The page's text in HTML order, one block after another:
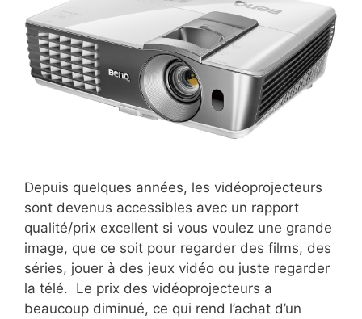
Depuis quelques années, les vidéoprojecteurs
sont devenus accessibles avec un rapport
qualité/prix excellent si vous voulez une grande
image, que ce soit pour regarder des films, des
séries, jouer à des jeux vidéo ou juste regarder
la télé. Le prix des vidéoprojecteurs a
beaucoup diminué, ce qui rend l’achat d’un